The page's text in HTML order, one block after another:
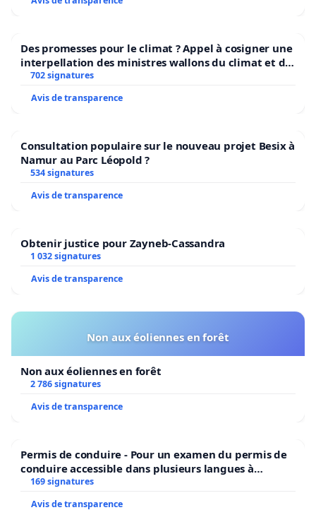
Des promesses pour le climat ? Appel à cosigner une
interpellation des ministres wallons du climat et de
l’environnement.
702 signatures
Avis de transparence
Consultation populaire sur le nouveau projet Besix à
Namur au Parc Léopold ?
534 signatures
Avis de transparence
Obtenir justice pour Zayneb-Cassandra
1 032 signatures
Avis de transparence
Non aux éoliennes en forêt
Non aux éoliennes en forêt
2 786 signatures
Avis de transparence
Permis de conduire - Pour un examen du permis de
conduire accessible dans plusieurs langues à
Bruxelles
169 signatures
Avis de transparence